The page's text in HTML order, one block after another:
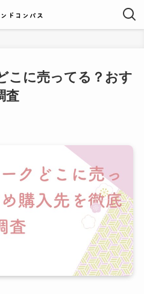
こに売ってる？おす
査